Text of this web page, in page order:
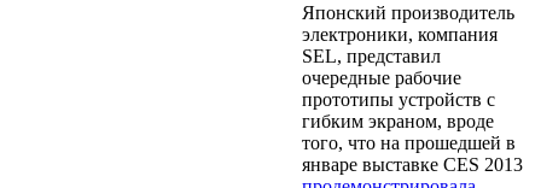
Японский производитель
электроники, компания
SEL, представил
очередные рабочие
прототипы устройств с
гибким экраном, вроде
того, что на прошедшей в
январе выставке CES 2013